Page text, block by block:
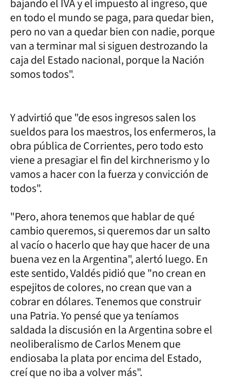
bajando el IVA y el impuesto al ingreso, que
en todo el mundo se paga, para quedar bien,
pero no van a quedar bien con nadie, porque
van a terminar mal si siguen destrozando la
caja del Estado nacional, porque la Nación
somos todos".
Y advirtió que "de esos ingresos salen los
sueldos para los maestros, los enfermeros, la
obra pública de Corrientes, pero todo esto
viene a presagiar el fin del kirchnerismo y lo
vamos a hacer con la fuerza y convicción de
todos".
"Pero, ahora tenemos que hablar de qué
cambio queremos, si queremos dar un salto
al vacío o hacerlo que hay que hacer de una
buena vez en la Argentina", alertó luego. En
este sentido, Valdés pidió que "no crean en
espejitos de colores, no crean que van a
cobrar en dólares. Tenemos que construir
una Patria. Yo pensé que ya teníamos
saldada la discusión en la Argentina sobre el
neoliberalismo de Carlos Menem que
endiosaba la plata por encima del Estado,
creí que no iba a volver más".